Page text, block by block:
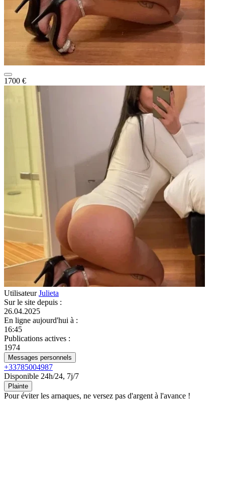
1700 €
UtilisateurJulieta
Sur le site depuis :
26.04.2025
En ligne aujourd'hui à :
16:45
Publications actives :
1974
Messages personnels
+33785004987
Disponible 24h/24, 7j/7
Plainte
Pour éviter les arnaques, ne versez pas d'argent à l'avance !